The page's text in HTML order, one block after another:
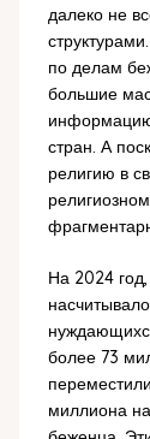
далеко не
по делам
большие
стран. А
религию в
На 2024
более 73
миллиона